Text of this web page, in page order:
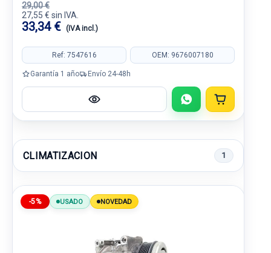
29,00 €
27,55 € sin IVA.
33,34 € (IVA incl.)
Ref: 7547616 OEM: 9676007180
Garantía 1 año Envío 24-48h
CLIMATIZACION 1
-5% USADO NOVEDAD